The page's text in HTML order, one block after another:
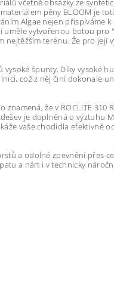
včetně obsázky ze
pěny BLOOM je
Algae nejen přispíváme
uměle vytvořenou botou pro
nejtěžším terénu. Že pro její
špunty. Díky vysoké
což z něj činí dokonale
že v ROCLITE 310
je doplněná o výztuhu
vaše chodidla efektivně
a odolné zpevnění přes
a nárt i v technicky